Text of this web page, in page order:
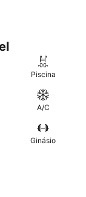
Piscina
A/C
Ginásio